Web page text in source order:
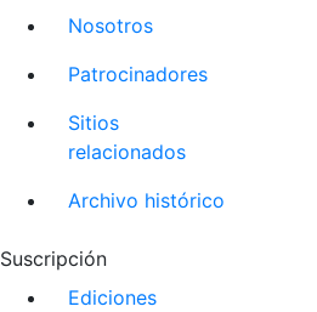
Nosotros
Patrocinadores
Sitios
relacionados
Archivo histórico
Suscripción
Ediciones